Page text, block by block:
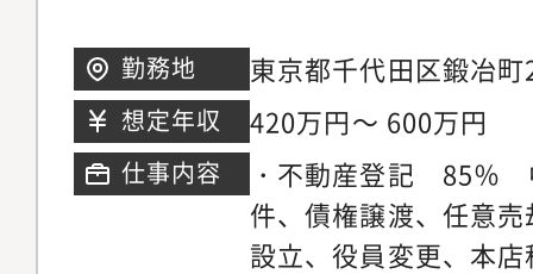
勤務地
東京都千代田区鍛冶
グ4階アクセス : 神田
東口より徒歩1分、
口より徒歩5分
想定年収 420万円～ 600万円
仕事内容
・不動産登記 85％
件、債権譲渡、任
設立、役員変更、本